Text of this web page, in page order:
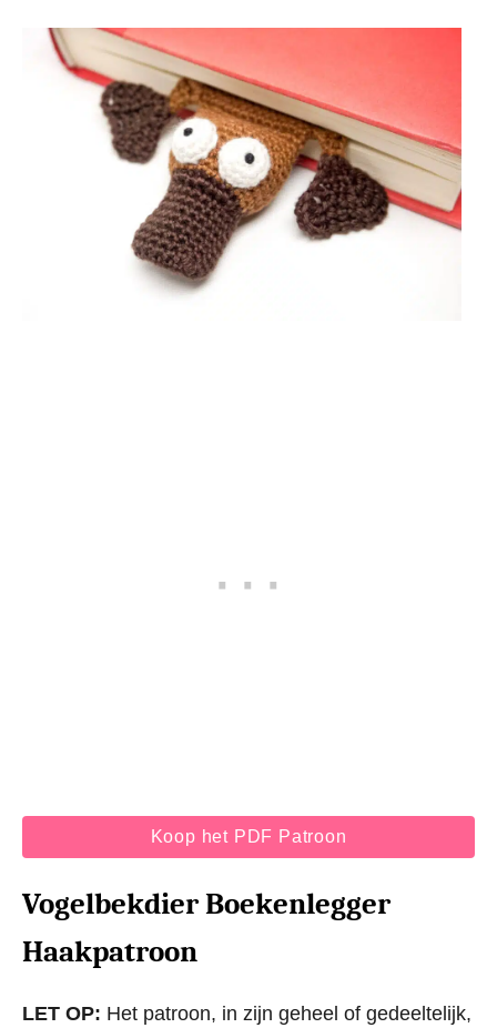
Koop het PDF Patroon
Vogelbekdier Boekenlegger
Haakpatroon
LET OP: Het patroon, in zijn geheel of gedeeltelijk,